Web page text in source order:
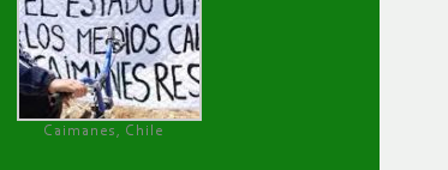
Caimanes, Chile